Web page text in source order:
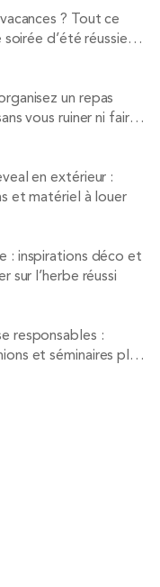
? Tout ce
d’été réussie
un repas
vous ruiner ni faire
en extérieur :
et matériel à louer
: inspirations déco et
sur l’herbe réussi
responsables :
et séminaires plus